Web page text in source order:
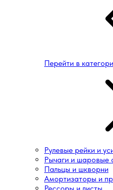
Перейти в
Рулевые рейки и
Рычаги и шаровые
Пальцы и шкворни
Амортизаторы и